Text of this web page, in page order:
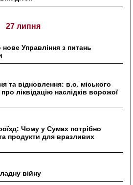
27 липня
Управління з питань
та відновлення: в.о. міського
ліквідацію наслідків ворожої
Чому у Сумах потрібно
продукти для вразливих
війну